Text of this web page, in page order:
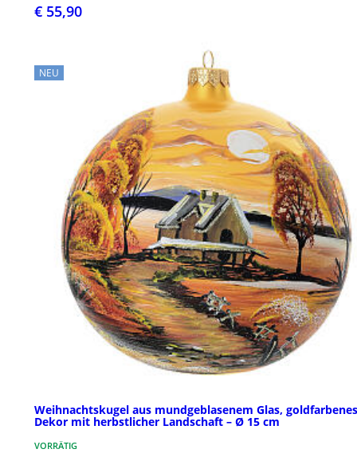
€ 55,90
NEU
Weihnachtskugel aus mundgeblasenem Glas, goldfarbenes
Dekor mit herbstlicher Landschaft – Ø 15 cm
VORRÄTIG